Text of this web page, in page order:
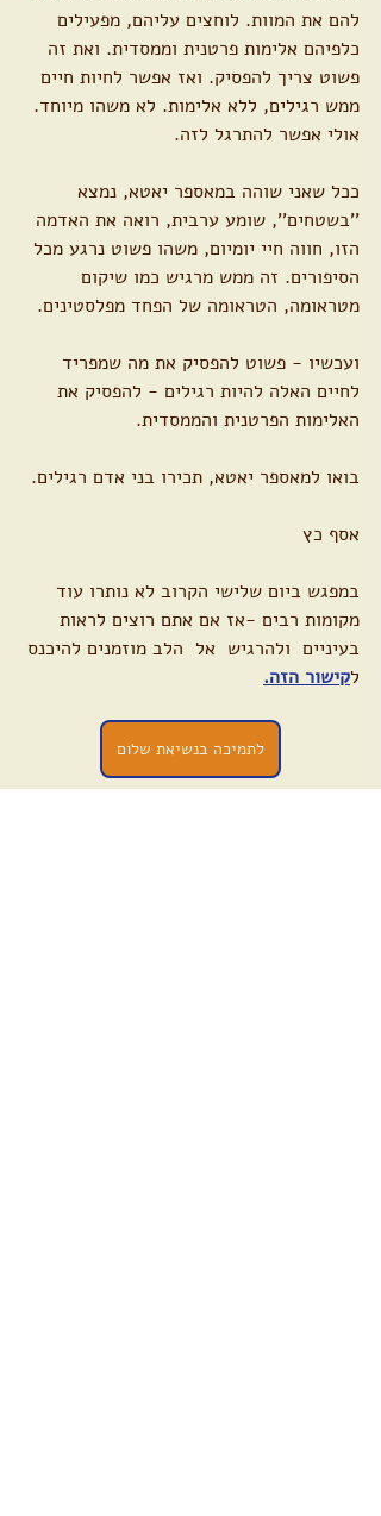
להם את המוות. לוחצים עליהם, מפעילים
כלפיהם אלימות פרטנית וממסדית. ואת זה
פשוט צריך להפסיק. ואז אפשר לחיות חיים
ממש רגילים, ללא אלימות. לא משהו מיוחד.
אולי אפשר להתרגל לזה.
ככל שאני שוהה במאספר יאטא, נמצא
''בשטחים'', שומע ערבית, רואה את האדמה
הזו, חווה חיי יומיום, משהו פשוט נרגע מכל
הסיפורים. זה ממש מרגיש כמו שיקום
מטראומה, הטראומה של הפחד מפלסטינים.
ועכשיו - פשוט להפסיק את מה שמפריד
לחיים האלה להיות רגילים - להפסיק את
האלימות הפרטנית והממסדית.
בואו למאספר יאטא, תכירו בני אדם רגילים.
אסף כץ
במפגש ביום שלישי הקרוב לא נותרו עוד
מקומות רבים -אז אם אתם רוצים לראות
בעיניים  ולהרגיש  אל  הלב מוזמנים להיכנס
לקישור הזה.
לתמיכה בנשיאת שלום